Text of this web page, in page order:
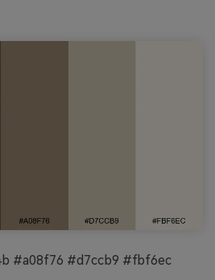
#a08f76 #d7ccb9 #fbf6ec